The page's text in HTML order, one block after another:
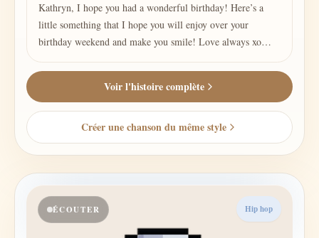
Kathryn, I hope you had a wonderful birthday! Here’s a
little something that I hope you will enjoy over your
birthday weekend and make you smile! Love always xo
JoAnn
Voir l'histoire complète
Créer une chanson du même style
ÉCOUTER Hip hop